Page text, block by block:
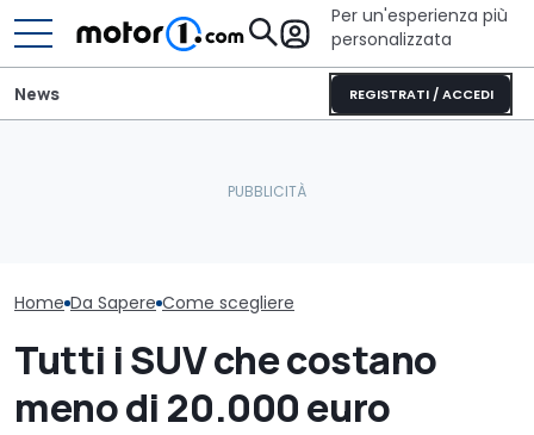
Per un'esperienza più
personalizzata
REGISTRATI / ACCEDI
News
Home Da Sapere Come scegliere
Tutti i SUV che costano
meno di 20.000 euro